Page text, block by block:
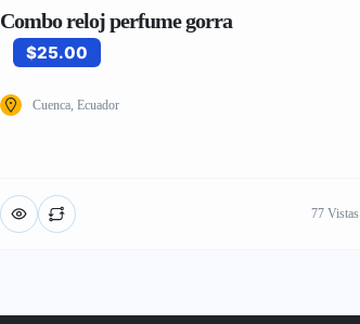
Combo reloj perfume gorra
$25.00
Cuenca, Ecuador
77 Vistas